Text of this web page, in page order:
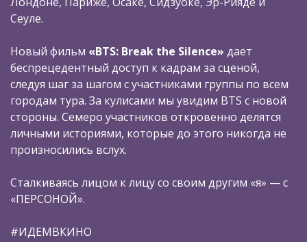
Сеуле.
Новый фильм «BTS: Break the Silence» дает
беспрецедентный доступ к кадрам за сценой,
следуя шаг за шагом с участниками группы по всем
городам тура. За кулисами мы увидим BTS c новой
стороны. Семеро участников откровенно делятся
личными историями, которые до этого никогда не
произносились вслух.
Сталкиваясь лицом к лицу со своим другим «я» — с
«ПЕРСОНОЙ».
#ИДЕМВКИНО